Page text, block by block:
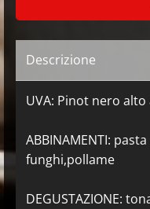
Descrizione
UVA: Pinot nero
ABBINAMENTI:
funghi,pollame
DEGUSTAZIONE: